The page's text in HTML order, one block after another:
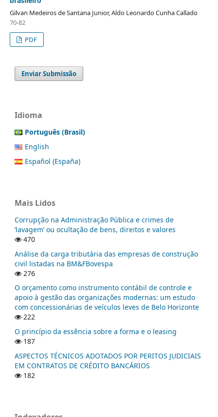
Gilvan Medeiros de Santana Junior, Aldo Leonardo Cunha Callado
70-82
PDF
Enviar Submissão
Idioma
Português (Brasil)
English
Español (España)
Mais Lidos
Corrupção na Administração Pública e crimes de
‘lavagem’ ou ocultação de bens, direitos e valores
470
Análise da carga tributária das empresas de construção
civil listadas na BM&FBovespa
276
O orçamento como instrumento contábil de controle e
apoio à gestão das organizações modernas: um estudo
com concessionárias de veículos leves de Belo Horizonte
222
O princípio da essência sobre a forma e o leasing
187
ASPECTOS TÉCNICOS ADOTADOS POR PERITOS JUDICIAIS
EM CONTRATOS DE CRÉDITO BANCÁRIOS
182